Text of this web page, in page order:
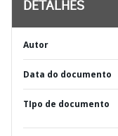
DETALHES
Autor
Data do documento
TIpo de documento